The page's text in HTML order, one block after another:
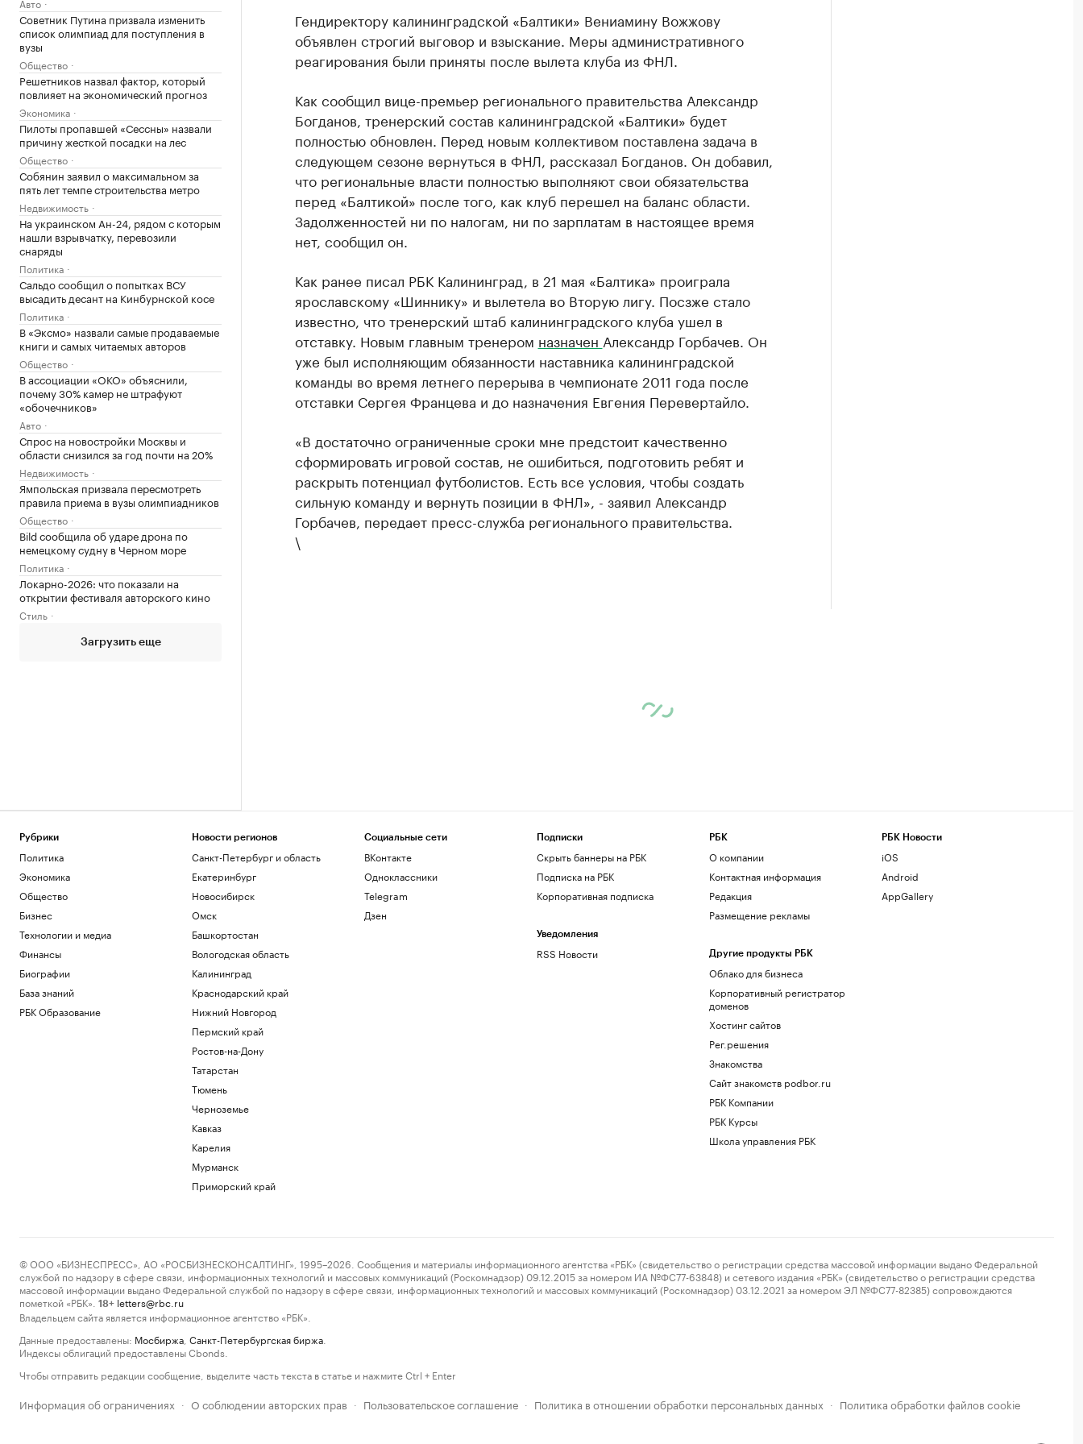
Советник Путина призвала изменить
список олимпиад для поступления в
вузы
Общество
Решетников назвал фактор, который
повлияет на экономический прогноз
Экономика
Пилоты пропавшей «Сессны» назвали
причину жесткой посадки на лес
Общество
Собянин заявил о максимальном за
пять лет темпе строительства метро
Недвижимость
На украинском Ан-24, рядом с которым
нашли взрывчатку, перевозили
снаряды
Политика
Сальдо сообщил о попытках ВСУ
высадить десант на Кинбурнской косе
Политика
В «Эксмо» назвали самые продаваемые
книги и самых читаемых авторов
Общество
В ассоциации «ОКО» объяснили,
почему 30% камер не штрафуют
«обочечников»
Авто
Спрос на новостройки Москвы и
области снизился за год почти на 20%
Недвижимость
Ямпольская призвала пересмотреть
правила приема в вузы олимпиадников
Общество
Bild сообщила об ударе дрона по
немецкому судну в Черном море
Политика
Локарно-2026: что показали на
открытии фестиваля авторского кино
Стиль
Загрузить еще
Гендиректору калининградской «Балтики» Вениамину Вожжову
объявлен строгий выговор и взыскание. Меры административного
реагирования были приняты после вылета клуба из ФНЛ.
Как сообщил вице-премьер регионального правительства Александр
Богданов, тренерский состав калининградской «Балтики» будет
полностью обновлен. Перед новым коллективом поставлена задача в
следующем сезоне вернуться в ФНЛ, рассказал Богданов. Он добавил,
что региональные власти полностью выполняют свои обязательства
перед «Балтикой» после того, как клуб перешел на баланс области.
Задолженностей ни по налогам, ни по зарплатам в настоящее время
нет, сообщил он.
Как ранее писал РБК Калининград, в 21 мая «Балтика» проиграла
ярославскому «Шиннику» и вылетела во Вторую лигу. Посзже стало
известно, что тренерский штаб калининградского клуба ушел в
отставку. Новым главным тренером назначен Александр Горбачев. Он
уже был исполняющим обязанности наставника калининградской
команды во время летнего перерыва в чемпионате 2011 года после
отставки Сергея Францева и до назначения Евгения Перевертайло.
«В достаточно ограниченные сроки мне предстоит качественно
сформировать игровой состав, не ошибиться, подготовить ребят и
раскрыть потенциал футболистов. Есть все условия, чтобы создать
сильную команду и вернуть позиции в ФНЛ», - заявил Александр
Горбачев, передает пресс-служба регионального правительства.
\
Рубрики
Политика
Экономика
Общество
Бизнес
Технологии и медиа
Финансы
Биографии
База знаний
РБК Образование
Новости регионов
Санкт-Петербург и область
Екатеринбург
Новосибирск
Омск
Башкортостан
Вологодская область
Калининград
Краснодарский край
Нижний Новгород
Пермский край
Ростов-на-Дону
Татарстан
Тюмень
Черноземье
Кавказ
Карелия
Мурманск
Приморский край
Социальные сети
ВКонтакте
Одноклассники
Telegram
Дзен
Подписки
Скрыть баннеры на РБК
Подписка на РБК
Корпоративная подписка
Уведомления
RSS Новости
РБК
О компании
Контактная информация
Редакция
Размещение рекламы
Другие продукты РБК
Облако для бизнеса
Корпоративный регистратор
доменов
Хостинг сайтов
Рег.решения
Знакомства
Сайт знакомств podbor.ru
РБК Компании
РБК Курсы
Школа управления РБК
РБК Новости
iOS
Android
AppGallery
© ООО «БИЗНЕСПРЕСС», АО «РОСБИЗНЕСКОНСАЛТИНГ», 1995–2026. Сообщения и материалы информационного агентства «РБК» (свидетельство о регистрации средства массовой информации выдано Федеральной
службой по надзору в сфере связи, информационных технологий и массовых коммуникаций (Роскомнадзор) 09.12.2015 за номером ИА №ФС77-63848) и сетевого издания «РБК» (свидетельство о регистрации средства
массовой информации выдано Федеральной службой по надзору в сфере связи, информационных технологий и массовых коммуникаций (Роскомнадзор) 03.12.2021 за номером ЭЛ №ФС77-82385) сопровождаются
пометкой «РБК».
18+ letters@rbc.ru
Владельцем сайта является информационное агентство «РБК».
Данные предоставлены: Мосбиржа Санкт-Петербургская биржа
Индексы облигаций предоставлены Cbonds.
Чтобы отправить редакции сообщение, выделите часть текста в статье и нажмите Ctrl + Enter
Информация об ограничениях · О соблюдении авторских прав · Пользовательское соглашение · Политика в отношении обработки персональных данных · Политика обработки файлов cookie